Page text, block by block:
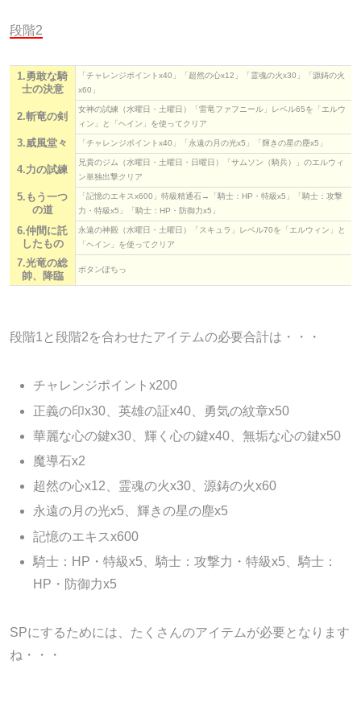
段階2
1.勇敢な騎
士の決意
「チャレンジポイントx40」「超然の心x12」「霊魂の火x30」「源鋳の火
x60」
2.斬竜の剣
女神の試練（水曜日・土曜日）「雷竜ファフニール」レベル65を「エルウ
ィン」と「ヘイン」を使ってクリア
3.威風堂々 「チャレンジポイントx40」「永遠の月の光x5」「輝きの星の塵x5」
4.力の試練
兄貴のジム（水曜日・土曜日・日曜日）「サムソン（騎兵）」のエルウィ
ン単独出撃クリア
5.もう一つ
の道
「記憶のエキスx600」特級精通石→「騎士：HP・特級x5」「騎士：攻撃
力・特級x5」「騎士：HP・防御力x5」
6.仲間に託
したもの
永遠の神殿（水曜日・土曜日）「スキュラ」レベル70を「エルウィン」と
「ヘイン」を使ってクリア
7.光竜の総
帥、降臨
ボタンぽちっ
段階1と段階2を合わせたアイテムの必要合計は・・・
チャレンジポイントx200
正義の印x30、英雄の証x40、勇気の紋章x50
華麗な心の鍵x30、輝く心の鍵x40、無垢な心の鍵x50
魔導石x2
超然の心x12、霊魂の火x30、源鋳の火x60
永遠の月の光x5、輝きの星の塵x5
記憶のエキスx600
騎士：HP・特級x5、騎士：攻撃力・特級x5、騎士：
HP・防御力x5
SPにするためには、たくさんのアイテムが必要となります
ね・・・